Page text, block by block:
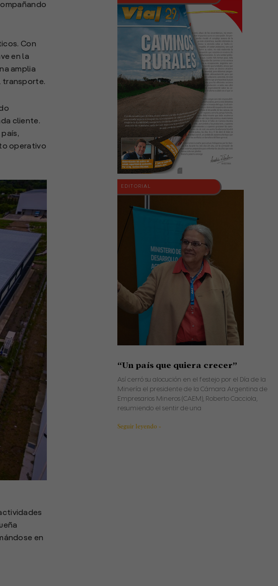
EDITORIAL
“Un país que quiera crecer”
Así cerró su alocución en el festejo por el Día de la
Minería el presidente de la Cámara Argentina de
Empresarios Mineros (CAEM), Roberto Cacciola,
resumiendo el sentir de una
Seguir leyendo »
Con
en la
amplia
transporte.
cliente.
operativo
en